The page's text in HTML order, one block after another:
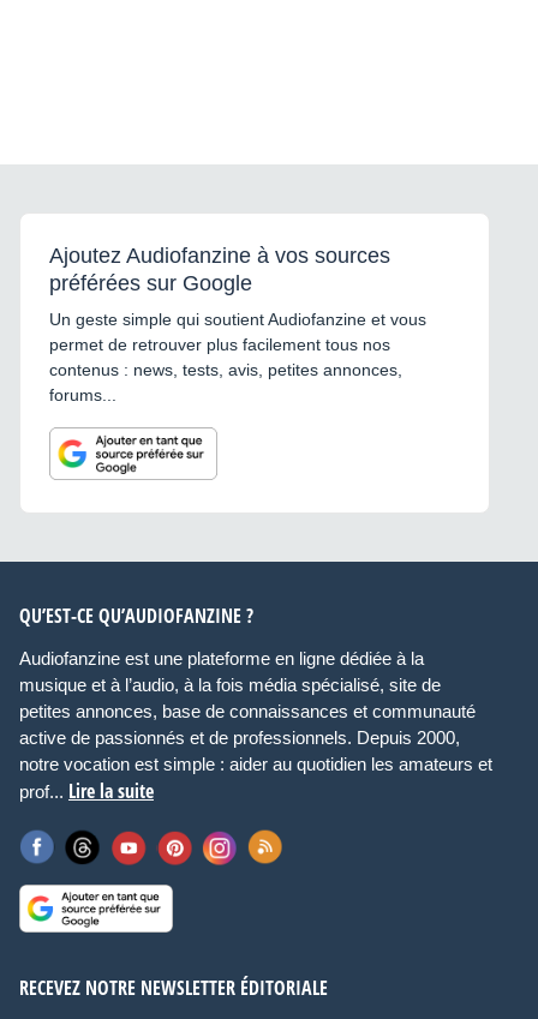
Ajoutez Audiofanzine à vos sources
préférées sur Google
Un geste simple qui soutient Audiofanzine et vous
permet de retrouver plus facilement tous nos
contenus : news, tests, avis, petites annonces,
forums...
QU’EST-CE QU’AUDIOFANZINE ?
Audiofanzine est une plateforme en ligne dédiée à la
musique et à l’audio, à la fois média spécialisé, site de
petites annonces, base de connaissances et communauté
active de passionnés et de professionnels. Depuis 2000,
notre vocation est simple : aider au quotidien les amateurs et
prof... Lire la suite
RECEVEZ NOTRE NEWSLETTER ÉDITORIALE